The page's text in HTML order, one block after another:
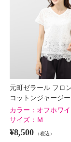
元町ゼラール フロ
コットンジャージ
カラー： オフホワイ
サイズ： Ｍ
¥8,500 （税込）